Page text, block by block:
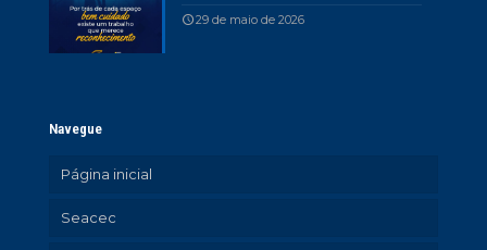
29 de maio de 2026
Navegue
Página inicial
Seacec